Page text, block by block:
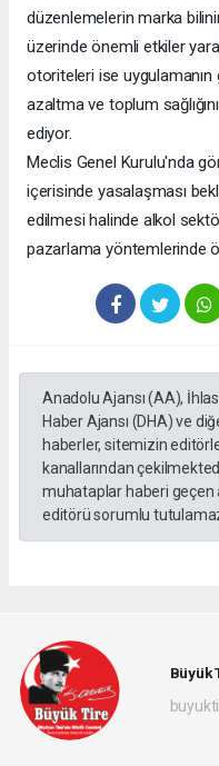
düzenlemelerin marka
üzerinde önemli etkiler
otoriteleri ise uygulamanın
azaltma ve toplum
ediyor.
Meclis Genel Kurulu'nda
içerisinde yasalaşması
edilmesi halinde alkol
pazarlama yöntemlerinde
Anadolu Ajansı (AA),
Haber Ajansı (DHA) ve
haberler, sitemizin
kanallarından
muhataplar haberi geçen
editörü sorumlu
Büyük